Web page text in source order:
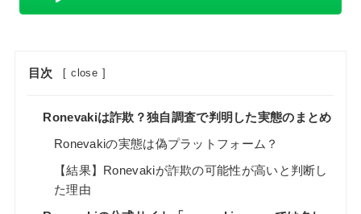
目次 [ close ]
Ronevakiは詐欺？独自調査で判明した実態のまとめ
Ronevakiの実態は偽プラットフォーム？
【結果】Ronevakiが詐欺の可能性が高いと判断し
た理由